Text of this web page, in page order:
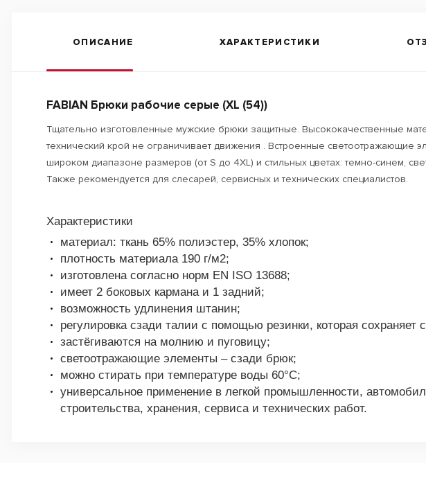
ОПИСАНИЕ ХАРАКТЕРИСТИКИ
FABIAN Брюки рабочие серые (XL (54))
Тщательно изготовленные мужские брюки защитные. Высококачественные
технический крой не ограничивает движения . Встроенные светоотражающие
широком диапазоне размеров (от S до 4XL) и стильных цветах: темно-синем,
Также рекомендуется для слесарей, сервисных и технических специалистов.
Характеристики
материал: ткань 65% полиэстер, 35% хлопок;
плотность материала 190 г/м2;
изготовлена согласно норм EN ISO 13688;
имеет 2 боковых кармана и 1 задний;
возможность удлинения штанин;
регулировка сзади талии с помощью резинки, которая
застёгиваются на молнию и пуговицу;
светоотражающие элементы – сзади брюк;
можно стирать при температуре воды 60°C;
универсальное применение в легкой промышленности,
строительства, хранения, сервиса и технических работ.